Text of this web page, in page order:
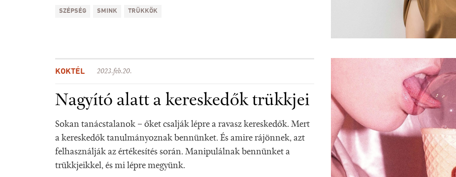
SZÉPSÉG SMINK TRÜKKÖK
KOKTÉL 2023.feb.20.
Nagyító alatt a kereskedők trükkjei
Sokan tanácstalanok – őket csalják lépre a ravasz kereskedők. Mert
a kereskedők tanulmányoznak bennünket. És amire rájönnek, azt
felhasználják az értékesítés során. Manipulálnak bennünket a
trükkjeikkel, és mi lépre megyünk.